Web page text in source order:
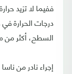
ففيما لا تزيد
درجات الحرارة
السطح، أكثر من
إجراء نادر من ناسا